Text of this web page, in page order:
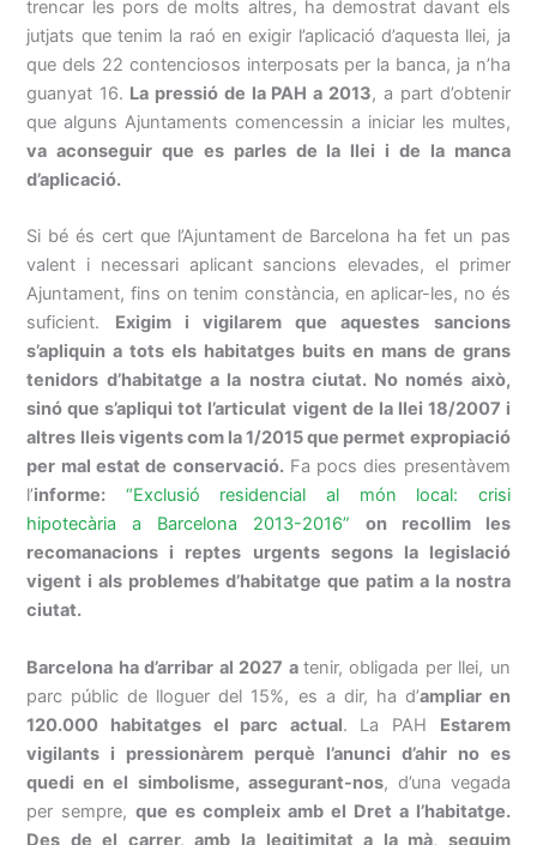
trencar les pors de molts altres, ha demostrat davant els
jutjats que tenim la raó en exigir l’aplicació d’aquesta llei, ja
que dels 22 contenciosos interposats per la banca, ja n’ha
guanyat 16. La pressió de la PAH a 2013, a part d’obtenir
que alguns Ajuntaments comencessin a iniciar les multes,
va aconseguir que es parles de la llei i de la manca
d’aplicació.
Si bé és cert que l’Ajuntament de Barcelona ha fet un pas
valent i necessari aplicant sancions elevades, el primer
Ajuntament, fins on tenim constància, en aplicar-les, no és
suficient. Exigim i vigilarem que aquestes sancions
s’apliquin a tots els habitatges buits en mans de grans
tenidors d’habitatge a la nostra ciutat. No només això,
sinó que s’apliqui tot l’articulat vigent de la llei 18/2007 i
altres lleis vigents com la 1/2015 que permet expropiació
per mal estat de conservació.Fa pocs dies presentàvem
l’informe:
“Exclusió residencial al món local: crisi
hipotecària a Barcelona 2013-2016” on recollim les
recomanacions i reptes urgents segons la legislació
vigent i als problemes d’habitatge que patim a la nostra
ciutat.
Barcelona ha d’arribar al 2027 a tenir, obligada per llei, un
parc públic de lloguer del 15%, es a dir, ha d’ampliar en
120.000 habitatges el parc actual. La PAH Estarem
vigilants i pressionàrem perquè l’anunci d’ahir no es
quedi en el simbolisme, assegurant-nos, d’una vegada
per sempre,que es compleix amb el Dret a l’habitatge.
Des de el carrer, amb la legitimitat a la mà, seguim